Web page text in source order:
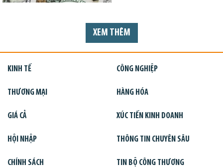
XEM THÊM
KINH TẾ CÔNG NGHIỆP
THƯƠNG MẠI HÀNG HÓA
GIÁ CẢ XÚC TIẾN KINH DOANH
HỘI NHẬP THÔNG TIN CHUYÊN SÂU
CHÍNH SÁCH TIN BỘ CÔNG THƯƠNG